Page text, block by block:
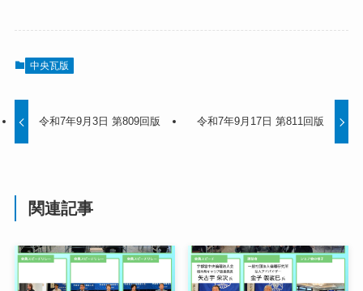
中央瓦版
令和7年9月3日 第809回版 令和7年9月17日 第811回版
関連記事